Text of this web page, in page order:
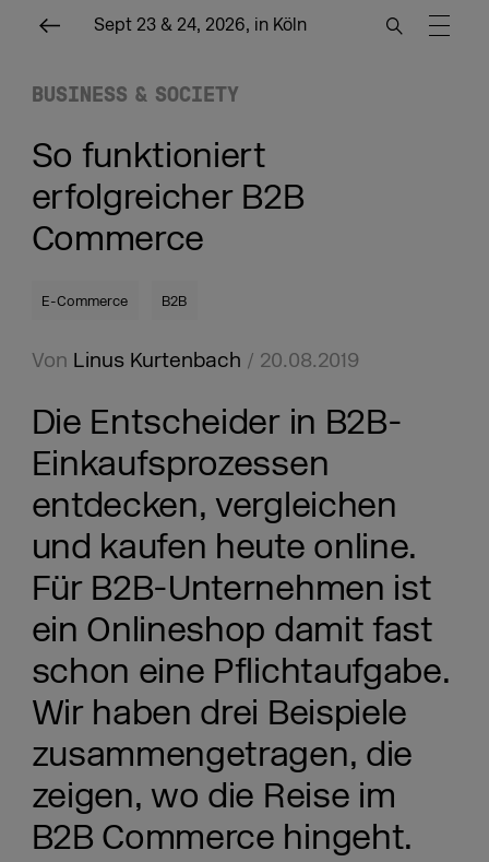
Sept 23 & 24, 2026, in Köln
BUSINESS & SOCIETY
So funktioniert
erfolgreicher B2B
Commerce
E-Commerce B2B
Von Linus Kurtenbach / 20.08.2019
Die Entscheider in B2B-
Einkaufsprozessen
entdecken, vergleichen
und kaufen heute online.
Für B2B-Unternehmen ist
ein Onlineshop damit fast
schon eine Pflichtaufgabe.
Wir haben drei Beispiele
zusammengetragen, die
zeigen, wo die Reise im
B2B Commerce hingeht.